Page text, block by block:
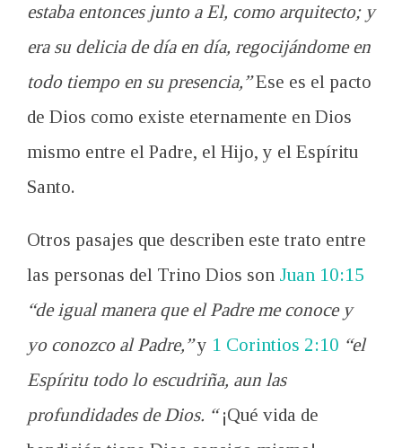
estaba entonces junto a El, como arquitecto; y
era su delicia de día en día, regocijándome en
todo tiempo en su presencia,”Ese es el pacto
de Dios como existe eternamente en Dios
mismo entre el Padre, el Hijo, y el Espíritu
Santo.
Otros pasajes que describen este trato entre
las personas del Trino Dios son Juan 10:15
“de igual manera que el Padre me conoce y
yo conozco al Padre,”y 1 Corintios 2:10 “el
Espíritu todo lo escudriña, aun las
profundidades de Dios. “¡Qué vida de